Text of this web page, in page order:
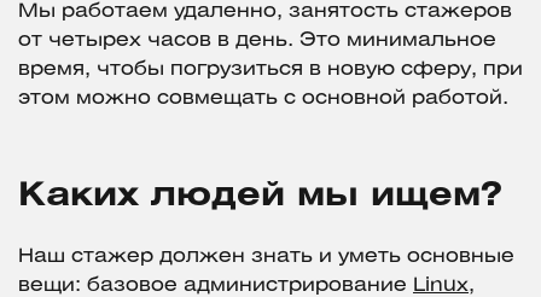
Мы работаем удаленно, занятость стажеров
от четырех часов в день. Это минимальное
время, чтобы погрузиться в новую сферу, при
этом можно совмещать с основной работой.
Каких людей мы ищем?
Наш стажер должен знать и уметь основные
вещи: базовое администрирование Linux,